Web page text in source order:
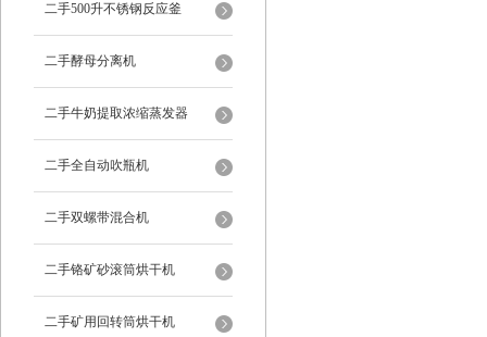
二手500升不锈钢反应釜
二手酵母分离机
二手牛奶提取浓缩蒸发器
二手全自动吹瓶机
二手双螺带混合机
二手铬矿砂滚筒烘干机
二手矿用回转筒烘干机